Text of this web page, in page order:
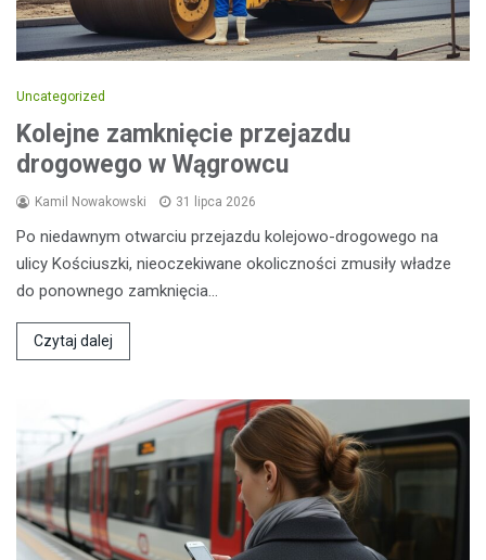
Uncategorized
Kolejne zamknięcie przejazdu
drogowego w Wągrowcu
Kamil Nowakowski 31 lipca 2026
Po niedawnym otwarciu przejazdu kolejowo-drogowego na
ulicy Kościuszki, nieoczekiwane okoliczności zmusiły władze
do ponownego zamknięcia…
Czytaj dalej